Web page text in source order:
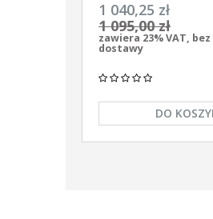
uniwersalny Pomelac
Jula
1 040,25 zł
1 095,00 zł
zawiera 23% VAT,
dostawy
DO